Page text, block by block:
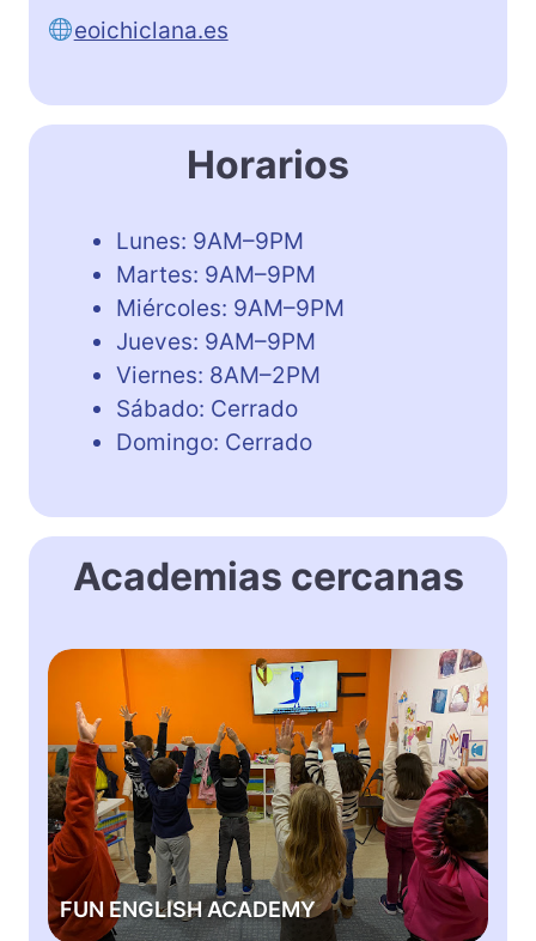
eoichiclana.es
Horarios
Lunes: 9AM–9PM
Martes: 9AM–9PM
Miércoles: 9AM–9PM
Jueves: 9AM–9PM
Viernes: 8AM–2PM
Sábado: Cerrado
Domingo: Cerrado
Academias cercanas
FUN ENGLISH ACADEMY
F
E
N
G
L
I
S
H